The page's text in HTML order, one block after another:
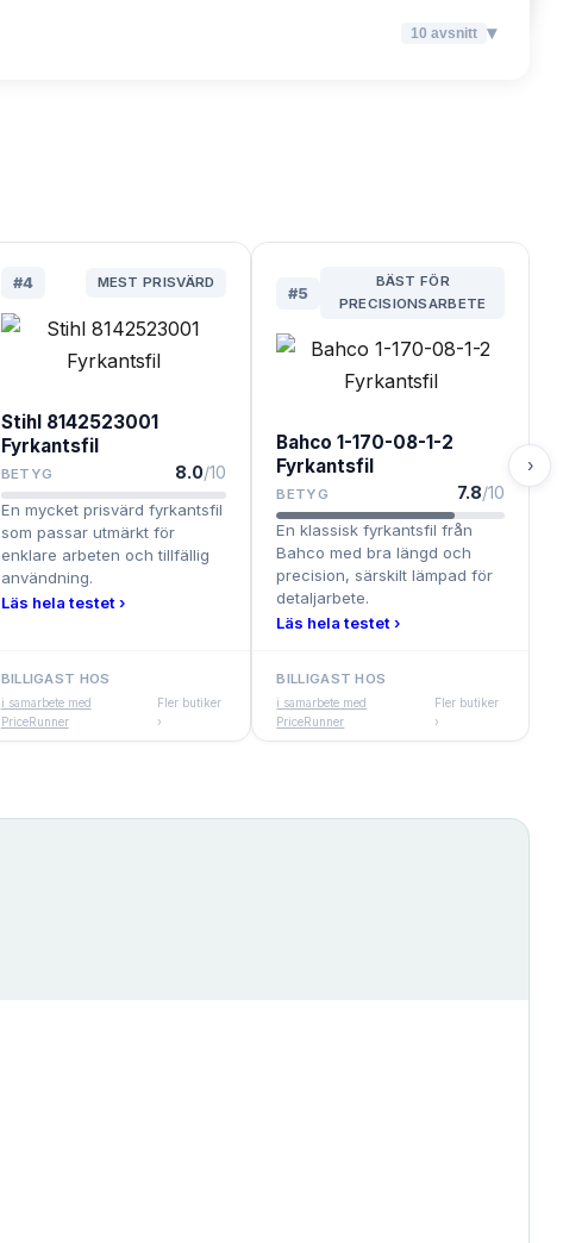
10 avsnitt ▾
#4 MEST PRISVÄRD
Stihl 8142523001
Fyrkantsfil
BETYG 8.0/10
En mycket prisvärd fyrkantsfil
som passar utmärkt för
enklare arbeten och tillfällig
användning.
Läs hela testet ›
BILLIGAST HOS
i samarbete med
PriceRunner
Fler butiker
›
#5
BÄST FÖR
PRECISIONSARBETE
Bahco 1-170-08-1-2
Fyrkantsfil
BETYG 7.8/10
En klassisk fyrkantsfil från
Bahco med bra längd och
precision, särskilt lämpad för
detaljarbete.
Läs hela testet ›
BILLIGAST HOS
i samarbete med
PriceRunner
Fler butiker
›
›